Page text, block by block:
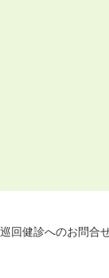
巡回健診へのお問合